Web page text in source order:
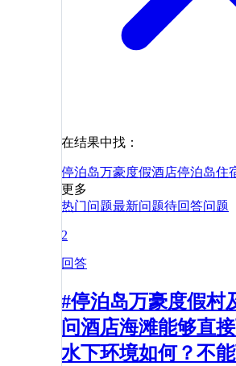
在结果中找：
停泊岛万豪度假酒店停泊岛住
更多
热门问题最新问题待回答问题
2
回答
#停泊岛万豪度假村
问酒店海滩能够直
水下环境如何？不